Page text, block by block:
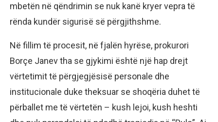
mbetën në qëndrimin se nuk kanë kryer vepra të
rënda kundër sigurisë së përgjithshme.
Në fillim të procesit, në fjalën hyrëse, prokurori
Borçe Janev tha se gjykimi është një hap drejt
vërtetimit të përgjegjësisë personale dhe
institucionale duke theksuar se shoqëria duhet të
përballet me të vërtetën – kush lejoi, kush heshti